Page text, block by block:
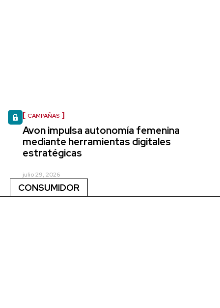
CAMPAÑAS
Avon impulsa autonomía femenina
mediante herramientas digitales
estratégicas
julio 29, 2026
CONSUMIDOR